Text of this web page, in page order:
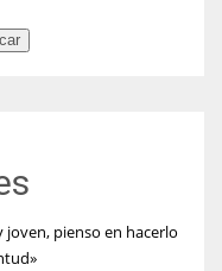
joven, pienso en hacerlo